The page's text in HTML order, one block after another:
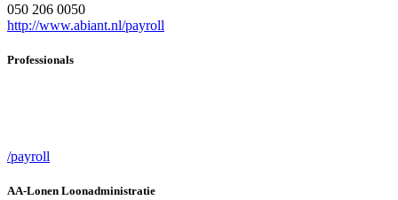
050 206 0050
http://www.abiant.nl/payroll
Professionals
/payroll
AA-Lonen Loonadministratie